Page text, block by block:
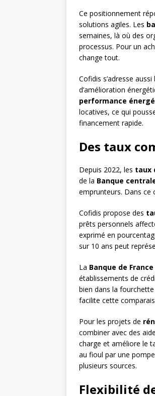
Ce positionnement
solutions agiles. Les
semaines, là où des
processus. Pour un
change tout.
Cofidis s’adresse
d’amélioration
performance
locatives, ce qui
financement rapide.
Des taux
Depuis 2022, les taux
de la Banque
emprunteurs. Dans ce
Cofidis propose des
prêts personnels
exprimé en
sur 10 ans peut
La Banque de France
établissements de
bien dans la
facilite cette
Pour les projets de
combiner avec des
charge et améliore le
au fioul par une
plusieurs sources.
Flexibilité